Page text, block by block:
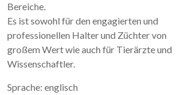
Bereiche.
Es ist sowohl für den engagierten und
professionellen Halter und Züchter von
großem Wert wie auch für Tierärzte und
Wissenschaftler.
Sprache: englisch